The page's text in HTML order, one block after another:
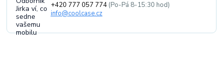
+420 777 057 774 (Po-Pá 8-15:30 hod)
info@coolcase.cz